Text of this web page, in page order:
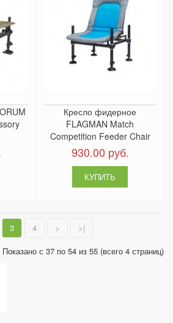
Кресло фидерное
FLAGMAN Match
Competition Feeder Chair
930.00 руб.
3 4 >
>|
Показано с 37 по 54 из 55 (всего 4 страниц)